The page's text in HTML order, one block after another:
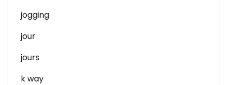
jogging
jour
jours
k way